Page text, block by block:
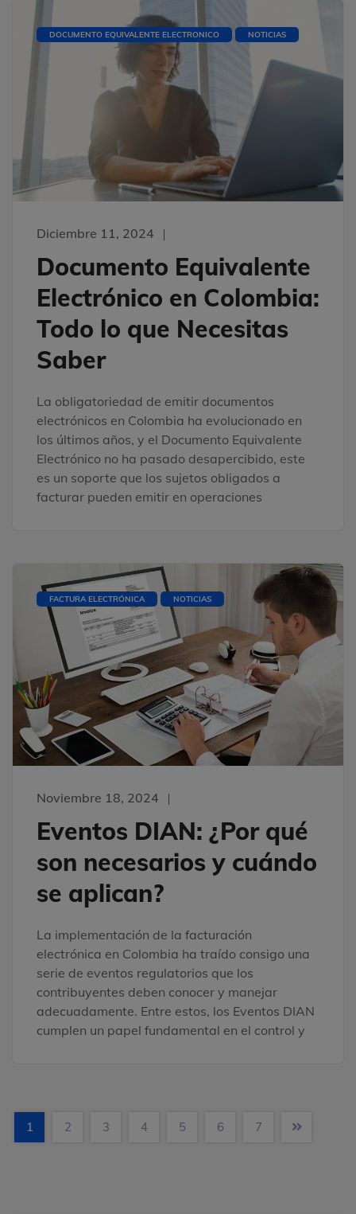
DOCUMENTO EQUIVALENTE ELECTRONICO NOTICIAS
Diciembre 11, 2024
Documento Equivalente
Electrónico en Colombia:
Todo lo que Necesitas
Saber
La obligatoriedad de emitir documentos
electrónicos en Colombia ha evolucionado en
los últimos años, y el Documento Equivalente
Electrónico no ha pasado desapercibido, este
es un soporte que los sujetos obligados a
facturar pueden emitir en operaciones
FACTURA ELECTRÓNICA NOTICIAS
Noviembre 18, 2024
Eventos DIAN: ¿Por qué
son necesarios y cuándo
se aplican?
La implementación de la facturación
electrónica en Colombia ha traído consigo una
serie de eventos regulatorios que los
contribuyentes deben conocer y manejar
adecuadamente. Entre estos, los Eventos DIAN
cumplen un papel fundamental en el control y
1 2 3 4 5 6 7